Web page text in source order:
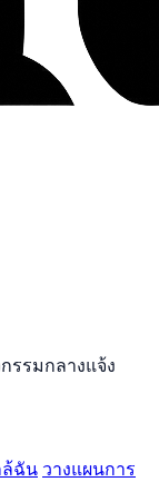
รมกลางแจ้ง
ล้ฉัน วางแผนการ